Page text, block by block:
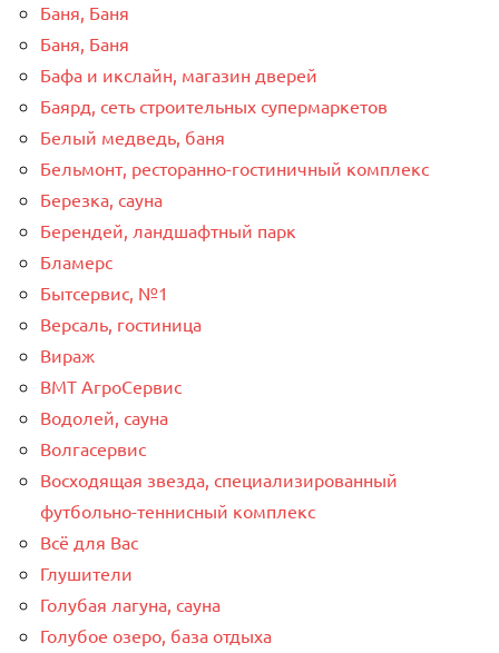
Баня, Баня
Баня, Баня
Бафа и икслайн, магазин дверей
Баярд, сеть строительных супермаркетов
Белый медведь, баня
Бельмонт, ресторанно-гостиничный комплекс
Березка, сауна
Берендей, ландшафтный парк
Бламерс
Бытсервис, №1
Версаль, гостиница
Вираж
ВМТ АгроСервис
Водолей, сауна
Волгасервис
Восходящая звезда, специализированный
футбольно-теннисный комплекс
Всё для Вас
Глушители
Голубая лагуна, сауна
Голубое озеро, база отдыха